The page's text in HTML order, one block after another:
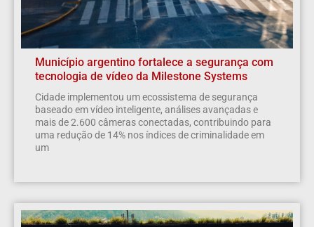
Município argentino fortalece a segurança com
tecnologia de vídeo da Milestone Systems
Cidade implementou um ecossistema de segurança
baseado em vídeo inteligente, análises avançadas e
mais de 2.600 câmeras conectadas, contribuindo para
uma redução de 14% nos índices de criminalidade em
um